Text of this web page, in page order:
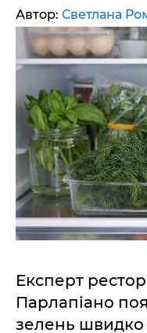
Автор: Светлана
Експерт
Парлапіано
зелень швидко